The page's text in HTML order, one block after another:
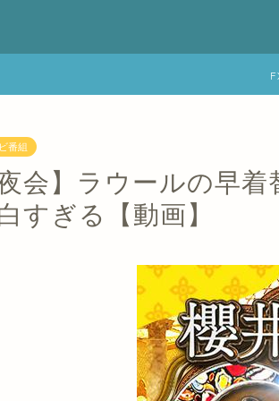
番組
夜会】ラウールの早
すぎる【動画】